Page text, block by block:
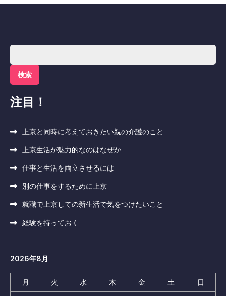
索:
注目！
上京と同時に考えておきたい親の介護のこと
上京生活が魅力的なのはなぜか
仕事と生活を両立させるには
別の仕事をするために上京
就職で上京しての新生活で気をつけたいこと
経験を持っておく
2026年8月
月 火 水 木 金 土 日